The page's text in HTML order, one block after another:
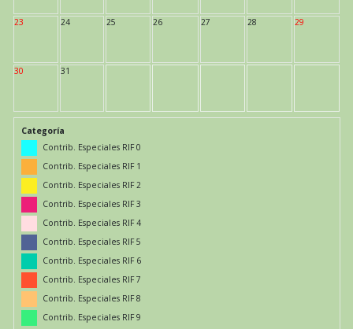
23 24 25 26 27 28 29
30 31
Categoría
Contrib. Especiales RIF 0
Contrib. Especiales RIF 1
Contrib. Especiales RIF 2
Contrib. Especiales RIF 3
Contrib. Especiales RIF 4
Contrib. Especiales RIF 5
Contrib. Especiales RIF 6
Contrib. Especiales RIF 7
Contrib. Especiales RIF 8
Contrib. Especiales RIF 9